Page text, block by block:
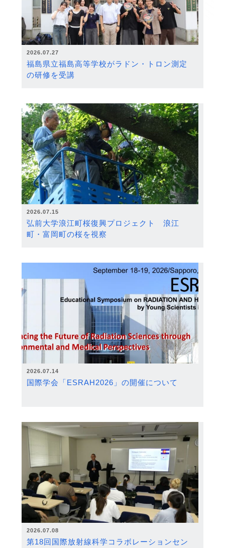
2026.07.27
福島県立福島高等学校がラドン・トロン測定
の研修を受講
2026.07.15
弘前大学浪江町桜復興プロジェクト 浪江
町・富岡町の桜を視察
2026.07.14
国際学会「ESRAH2026」の開催について
2026.07.08
第18回国際放射線科学コラボレーションセン